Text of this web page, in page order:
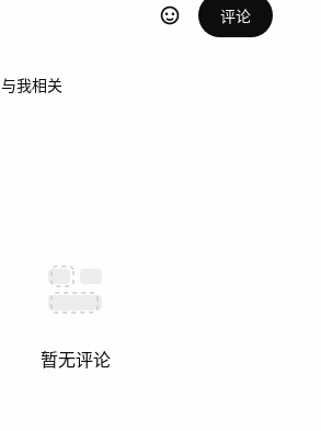
评论
与我相关
暂无评论